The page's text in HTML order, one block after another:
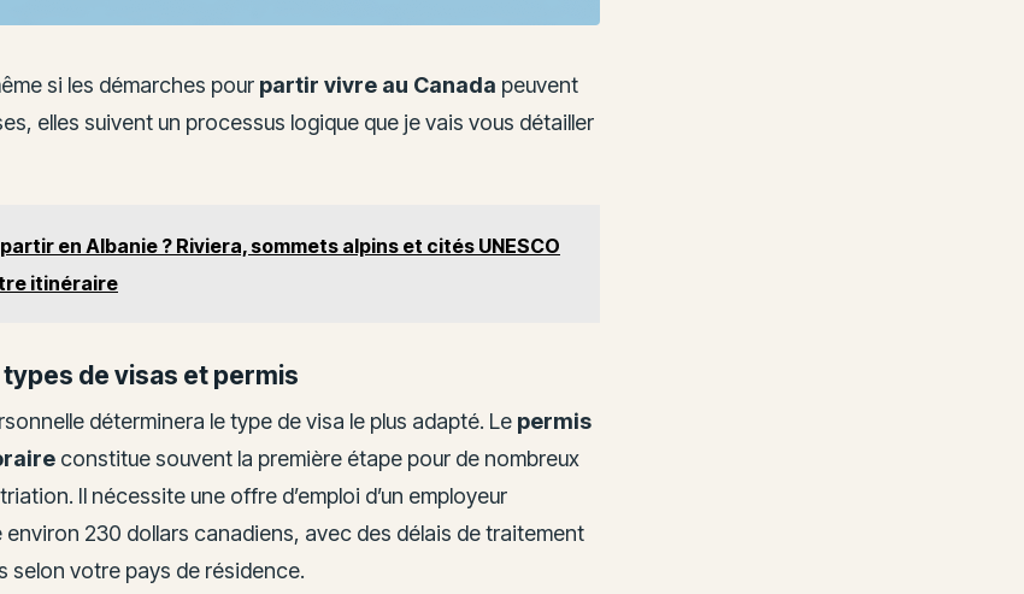
si les démarches pour partir vivre au Canada peuvent
elles suivent un processus logique que je vais vous détailler
en Albanie ? Riviera, sommets alpins et cités UNESCO
itinéraire
de visas et permis
déterminera le type de visa le plus adapté. Le permis
constitue souvent la première étape pour de nombreux
Il nécessite une offre d’emploi d’un employeur
230 dollars canadiens, avec des délais de traitement
selon votre pays de résidence.